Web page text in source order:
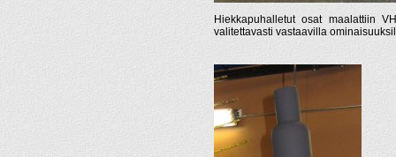
Hiekkapuhalletut osat maalattiin
valitettavasti vastaavilla